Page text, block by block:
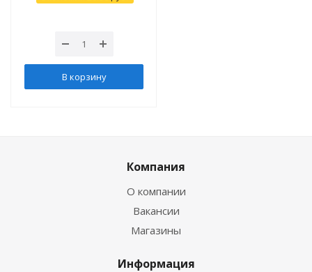
В корзину
Компания
О компании
Вакансии
Магазины
Информация